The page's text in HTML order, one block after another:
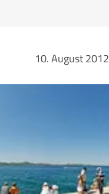
10. August 2012